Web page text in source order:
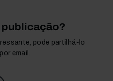
pode partilhá-lo
email.